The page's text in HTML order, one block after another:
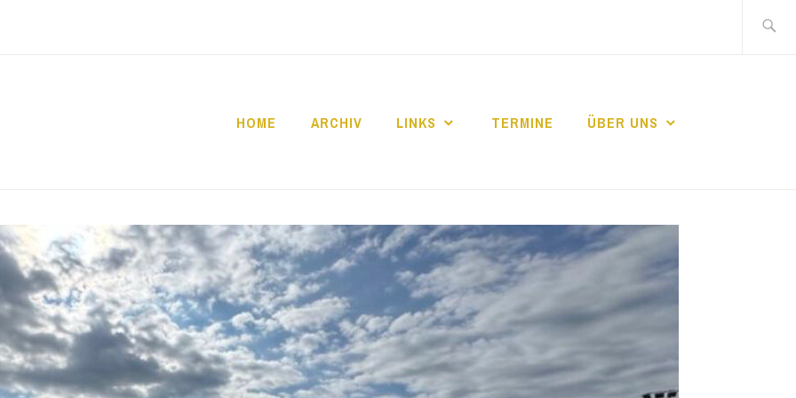
nach:
HOME ARCHIV LINKS TERMINE ÜBER UNS